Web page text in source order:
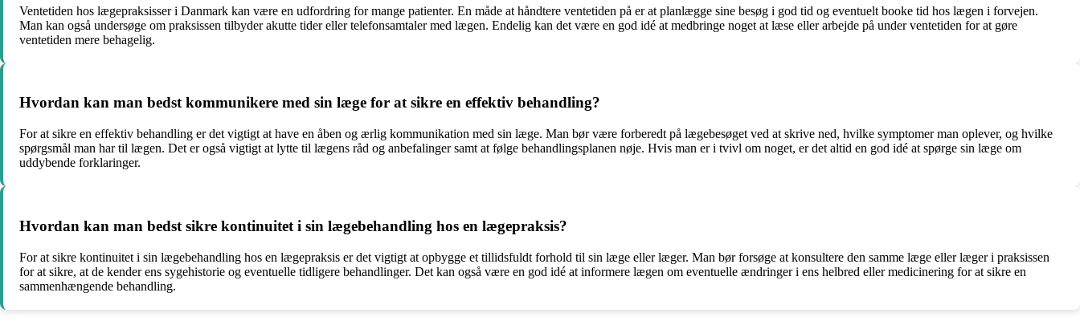
Ventetiden hos lægepraksisser i Danmark kan være en udfordring for mange patienter. En måde at håndtere ventetiden på er at planlægge sine besøg i god tid og eventuelt booke tid hos lægen i forvejen.
Man kan også undersøge om praksissen tilbyder akutte tider eller telefonsamtaler med lægen. Endelig kan det være en god idé at medbringe noget at læse eller arbejde på under ventetiden for at gøre
ventetiden mere behagelig.
Hvordan kan man bedst kommunikere med sin læge for at sikre en effektiv behandling?
For at sikre en effektiv behandling er det vigtigt at have en åben og ærlig kommunikation med sin læge. Man bør være forberedt på lægebesøget ved at skrive ned, hvilke symptomer man oplever, og hvilke
spørgsmål man har til lægen. Det er også vigtigt at lytte til lægens råd og anbefalinger samt at følge behandlingsplanen nøje. Hvis man er i tvivl om noget, er det altid en god idé at spørge sin læge om
uddybende forklaringer.
Hvordan kan man bedst sikre kontinuitet i sin lægebehandling hos en lægepraksis?
For at sikre kontinuitet i sin lægebehandling hos en lægepraksis er det vigtigt at opbygge et tillidsfuldt forhold til sin læge eller læger. Man bør forsøge at konsultere den samme læge eller læger i praksissen
for at sikre, at de kender ens sygehistorie og eventuelle tidligere behandlinger. Det kan også være en god idé at informere lægen om eventuelle ændringer i ens helbred eller medicinering for at sikre en
sammenhængende behandling.